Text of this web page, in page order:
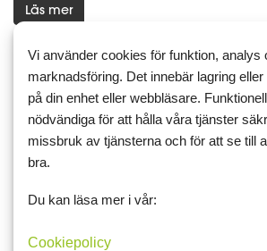
Läs mer
4 september 2017 09:20
Ny vecka, nya tag
eftersom det är en väldigt lugn och rofylld
Vi använder cookies för funktion, analys
marknadsföring. Det innebär lagring
på din enhet eller webbläsare.
nödvändiga för att hålla våra tjänster
missbruk av tjänsterna och för att se till
bra.
Du kan läsa mer i vår:
Cookiepolicy